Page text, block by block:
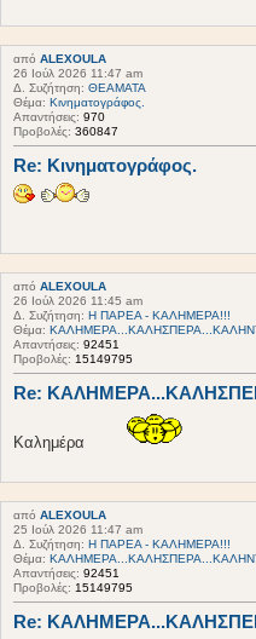
από ALEXOULA
26 Ιούλ 2026 11:47 am
Δ. Συζήτηση: ΘΕΑΜΑΤΑ
Θέμα: Κινηματογράφος.
Απαντήσεις: 970
Προβολές: 360847
Re: Κινηματογράφος.
από ALEXOULA
26 Ιούλ 2026 11:45 am
Δ. Συζήτηση: Η ΠΑΡΕΑ - ΚΑΛΗΜΕΡΑ!!!
Θέμα:
Απαντήσεις: 92451
Προβολές: 15149795
Re:
Καλημέρα
από ALEXOULA
25 Ιούλ 2026 11:47 am
Δ. Συζήτηση: Η ΠΑΡΕΑ - ΚΑΛΗΜΕΡΑ!!!
Θέμα:
Απαντήσεις: 92451
Προβολές: 15149795
Re: